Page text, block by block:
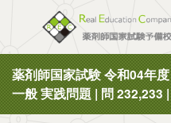
薬剤師国家試験 令和04年
一般 実践問題 | 問 232,233